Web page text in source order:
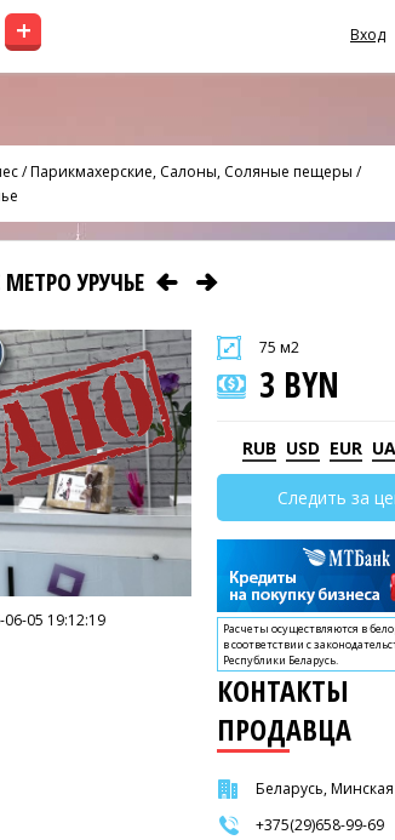
+ Вход
/Парикмахерские, Салоны, Соляные пещеры /
УРУЧЬЕ
06-05 19:12:19
75 м2
3 BYN
RUB USD EUR
Следить за
Расчеты осуществляются в
в соответствии с
Республики Беларусь.
КОНТАКТЫ
ПРОДАВЦА
Беларусь,
+375(29)658-99-69